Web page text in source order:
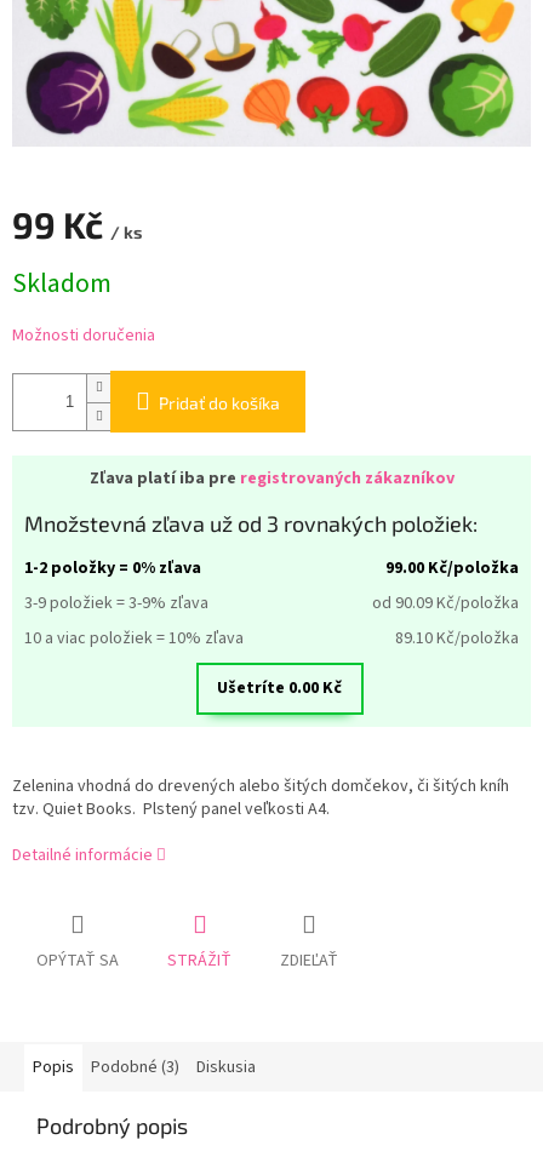
99 Kč / ks
cena:
Skladom
Možnosti doručenia
Pridať do košíka
Zľava platí iba pre registrovaných zákazníkov
Množstevná zľava už od 3 rovnakých položiek:
1-2 položky = 0% zľava 99.00 Kč/položka
3-9 položiek = 3-9% zľava
od 90.09Kč/položka
10 a viac položiek = 10% zľava
89.10Kč/položka
Ušetríte 0.00 Kč
Zelenina vhodná do drevených alebo šitých domčekov, či šitých kníh
tzv. Quiet Books. Plstený panel veľkosti A4.
Detailné informácie
OPÝTAŤ SA STRÁŽIŤ ZDIEĽAŤ
Popis Podobné (3) Diskusia
Podrobný popis